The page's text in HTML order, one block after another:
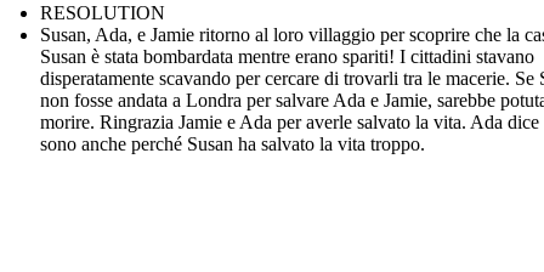
RESOLUTION
Susan, Ada, e Jamie ritorno al loro villaggio per scoprire che la
Susan è stata bombardata mentre erano spariti! I cittadini stavano
disperatamente scavando per cercare di trovarli tra le macerie. Se
non fosse andata a Londra per salvare Ada e Jamie, sarebbe
morire. Ringrazia Jamie e Ada per averle salvato la vita. Ada dice
sono anche perché Susan ha salvato la vita troppo.